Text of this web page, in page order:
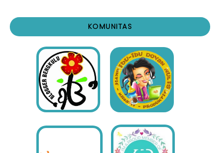
KOMUNITAS